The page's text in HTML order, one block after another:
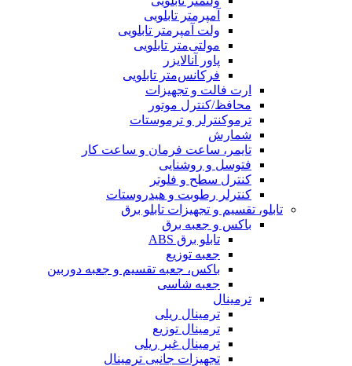
آمپرمتر تابلویی
ولت آمپرمتر تابلویی
مولتی‌متر تابلویی
پاور آنالایزر
فرکانس‌متر تابلویی
ارت فالت و تجهیزات
محافظ/کنترل موتور
ترموکنترلر و ترموستات
شمارش
تایمر، ساعت فرمان و ساعت کار
فتوسل و روشنایی
کنترل سطح و فلوتر
کنترلر رطوبت و هیدروستات
تابلو، تقسیم و تجهیزات تابلو برق
باکس و جعبه برق
تابلو برق ABS
جعبه توزیع
باکس، جعبه تقسیم و جعبه دوربین
جعبه شاسی
ترمینال
ترمینال ریلی
ترمینال توزیع
ترمینال غیر ریلی
تجهیزات جانبی ترمینال